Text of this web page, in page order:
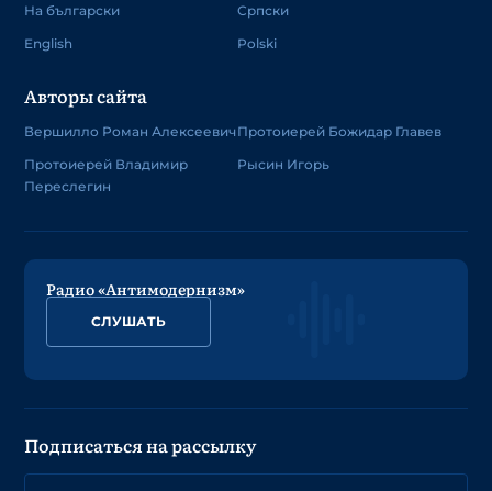
На български
English
Српски
Polski
Авторы сайта
Вершилло Роман Алексеевич
Протоиерей Владимир
Переслегин
Протоиерей Божидар Главев
Рысин Игорь
Радио «Антимодернизм»
СЛУШАТЬ
Подписаться на рассылку